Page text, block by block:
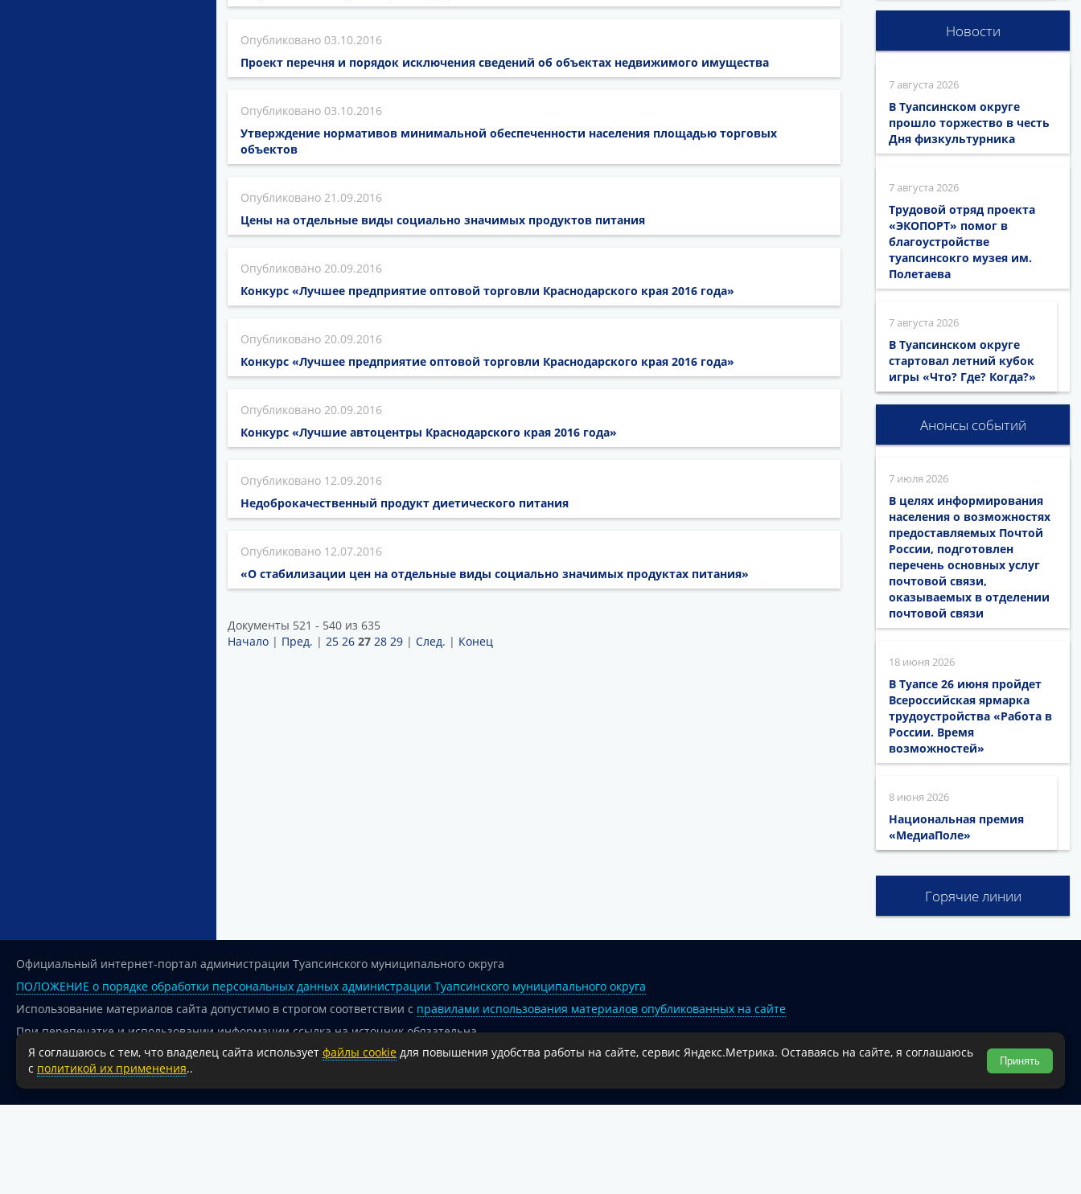
03.10.2016
Проект перечня и порядок исключения сведений об объектах недвижимого имущества
03.10.2016
Утверждение нормативов минимальной обеспеченности населения площадью торговых
объектов
21.09.2016
Цены на отдельные виды социально значимых продуктов питания
20.09.2016
Конкурс «Лучшее предприятие оптовой торговли Краснодарского края 2016 года»
20.09.2016
Конкурс «Лучшее предприятие оптовой торговли Краснодарского края 2016 года»
20.09.2016
Конкурс «Лучшие автоцентры Краснодарского края 2016 года»
12.09.2016
Недоброкачественный продукт диетического питания
12.07.2016
«О стабилизации цен на отдельные виды социально значимых продуктах питания»
Документы 521 - 540 из 635
Начало| Пред. | 25 26 27 28 29| След. | Конец
Новости
7 августа 2026
В Туапсинском округе
прошло торжество в честь
Дня физкультурника
7 августа 2026
Трудовой отряд проекта
«ЭКОПОРТ» помог в
благоустройстве
туапсинсокго музея им.
Полетаева
7 августа 2026
В Туапсинском округе
стартовал летний кубок
игры «Что? Где? Когда?»
Анонсы событий
7 июля 2026
В целях информирования
населения о возможностях
предоставляемых Почтой
России, подготовлен
перечень основных услуг
почтовой связи,
оказываемых в отделении
почтовой связи
18 июня 2026
В Туапсе 26 июня пройдет
Всероссийская ярмарка
трудоустройства «Работа в
России. Время
возможностей»
8 июня 2026
Национальная премия
«МедиаПоле»
Горячие линии
Официальный интернет-портал администрации Туапсинского муниципального округа
ПОЛОЖЕНИЕ о порядке обработки персональных данных администрации Туапсинского муниципального округа
Использование материалов сайта допустимо в строгом соответствии с правилами использования материалов опубликованных на сайте
При перепечатке и использовании информации ссылка на источник обязательна.
Для сайтов и страниц сети Интернет обязательна активная гиперссылка на официальный интернет-портал администрации Туапсинского муниципального округа.
18+
Я соглашаюсь с тем, что владелец сайта использует файлы cookie для повышения удобства работы на сайте, сервис Яндекс.Метрика. Оставаясь на сайте, я соглашаюсь
с политикой их применения.. Принять